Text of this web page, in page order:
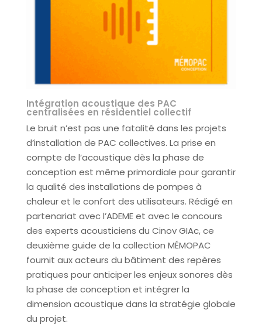
Intégration acoustique des PAC
centralisées en résidentiel collectif
Le bruit n’est pas une fatalité dans les projets
d’installation de PAC collectives. La prise en
compte de l’acoustique dès la phase de
conception est même primordiale pour garantir
la qualité des installations de pompes à
chaleur et le confort des utilisateurs. Rédigé en
partenariat avec l’ADEME et avec le concours
des experts acousticiens du Cinov GIAc, ce
deuxième guide de la collection MÉMOPAC
fournit aux acteurs du bâtiment des repères
pratiques pour anticiper les enjeux sonores dès
la phase de conception et intégrer la
dimension acoustique dans la stratégie globale
du projet.